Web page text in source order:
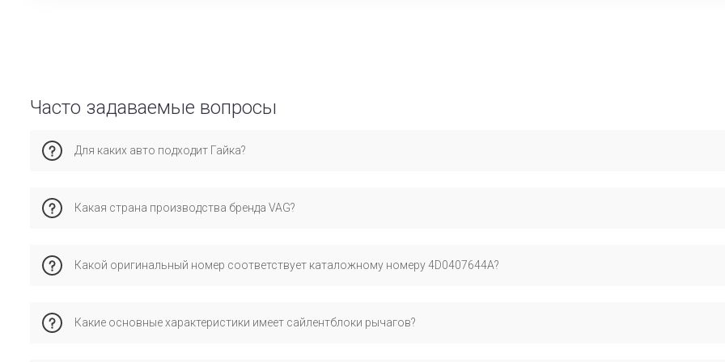
Часто задаваемые вопросы
Для каких авто подходит Гайка?
избежание ошибок при установке.
Какая страна производства бренда VAG?
стандартам и проверенную совместимость с оригинальными деталями.
Какой оригинальный номер соответствует каталожному номеру 4D0407644A?
Какие основные характеристики имеет сайлентблоки рычагов?